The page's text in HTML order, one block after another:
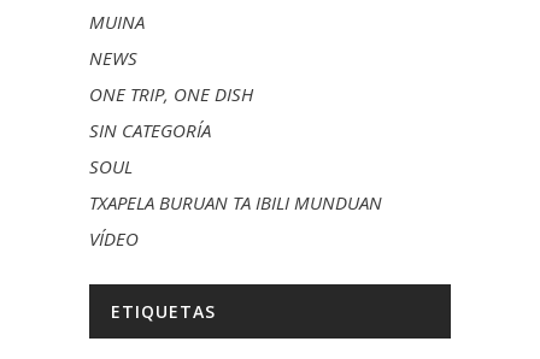
MUINA
NEWS
ONE TRIP, ONE DISH
SIN CATEGORÍA
SOUL
TXAPELA BURUAN TA IBILI MUNDUAN
VÍDEO
ETIQUETAS